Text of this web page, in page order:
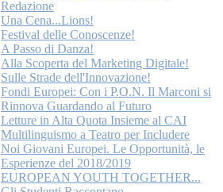
Redazione
Una Cena...Lions!
Festival delle Conoscenze!
A Passo di Danza!
Alla Scoperta del Marketing Digitale!
Sulle Strade dell'Innovazione!
Fondi Europei: Con i P.O.N. Il Marconi si
Rinnova Guardando al Futuro
Letture in Alta Quota Insieme al CAI
Multilinguismo a Teatro per Includere
Noi Giovani Europei. Le Opportunità, le
Esperienze del 2018/2019
EUROPEAN YOUTH TOGETHER...